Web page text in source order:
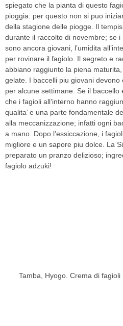
spiegato che la pianta di questo
pioggia: per questo non si puo
della stagione delle piogge. Il
durante il raccolto di novembre; se
sono ancora giovani, l’umidita
per rovinare il fagiolo. Il segreto e
abbiano raggiunto la piena
gelate. I baccelli piu giovani
per alcune settimane. Se il baccello
che i fagioli all’interno hanno
qualita’ e una parte fondamentale
alla meccanizzazione; infatti ogni
a mano. Dopo l’essiccazione, i
migliore e un sapore piu dolce. La
preparato un pranzo delizioso;
fagiolo adzuki!
Tamba, Hyogo. Crema di fagioli